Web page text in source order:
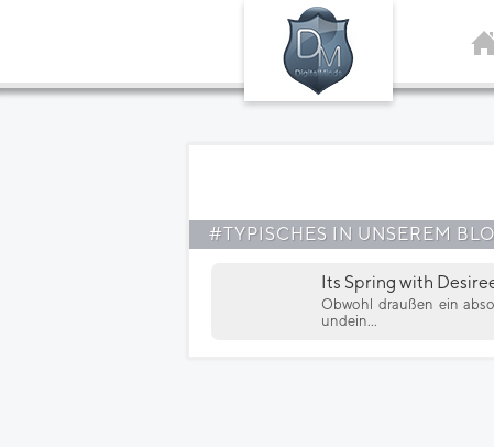
#TYPISCHES IN UNSEREM
Its Spring with
Obwohl draußen ein
undein...